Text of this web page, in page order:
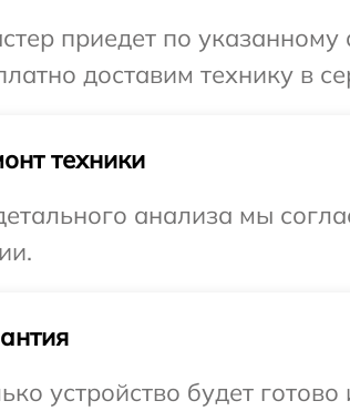
приедет по указанному
доставим технику в
техники
анализа мы
устройство будет